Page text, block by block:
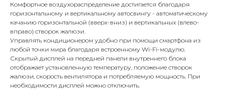
Комфортное воздухораспределение достигается благодаря
горизонтальному и вертикальному автосвингу - автоматическому
качанию горизонтальной (вверх-вниз) и вертикальных (влево-
вправо) створок жалюзи.
Управлять кондиционером удобно при помощи смартфона из
любой точки мира благодаря встроенному Wi-Fi-модулю.
Скрытый дисплей на передней панели внутреннего блока
отображает установленную температуру, положение створок
жалюзи, скорость вентилятора и потребляемую мощность. При
необходимости дисплей можно отключить.